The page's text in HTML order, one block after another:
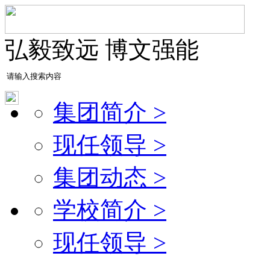
弘毅致远 博文强能
集团简介 >
现任领导 >
集团动态 >
学校简介 >
现任领导 >